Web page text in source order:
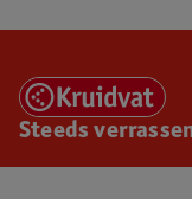
Steeds